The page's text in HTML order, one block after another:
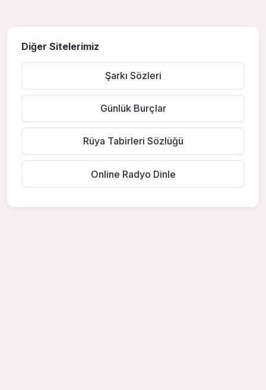
Diğer Sitelerimiz
Şarkı Sözleri
Günlük Burçlar
Rüya Tabirleri Sözlüğü
Online Radyo Dinle